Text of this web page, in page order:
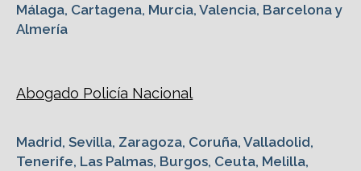
Málaga, Cartagena, Murcia, Valencia, Barcelona y
Almería
Abogado Policía Nacional
Madrid, Sevilla, Zaragoza, Coruña, Valladolid,
Tenerife, Las Palmas, Burgos, Ceuta, Melilla,